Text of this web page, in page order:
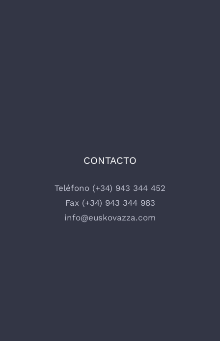
CONTACTO
Teléfono (+34) 943 344 452
Fax (+34) 943 344 983
info@euskovazza.com